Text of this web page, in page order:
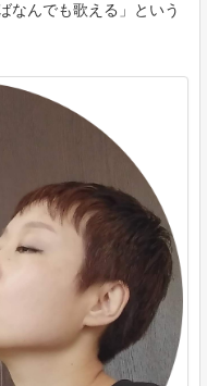
なんでも歌える」という